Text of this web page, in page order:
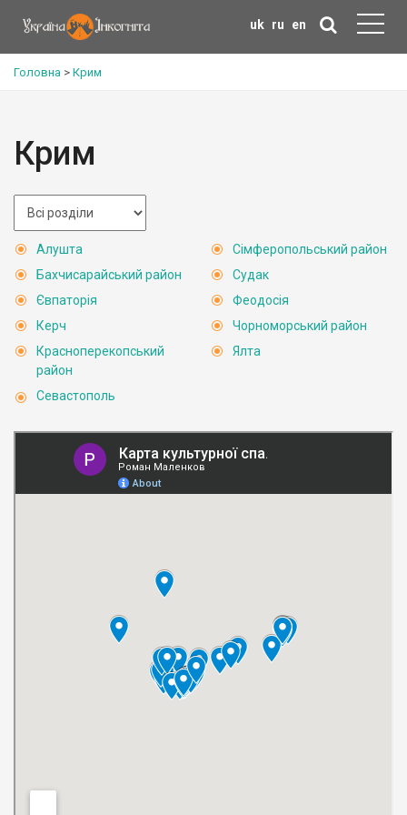
uk ru en
Головна > Крим
Крим
Алушта
Бахчисарайський район
Євпаторія
Керч
Красноперекопський
район
Севастополь
Сімферопольський район
Судак
Феодосія
Чорноморський район
Ялта